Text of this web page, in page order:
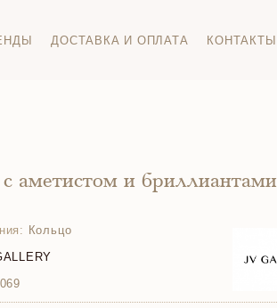
ДОСТАВКА И ОПЛАТА КОНТАКТЫ
аметистом и бриллиантами
Кольцо